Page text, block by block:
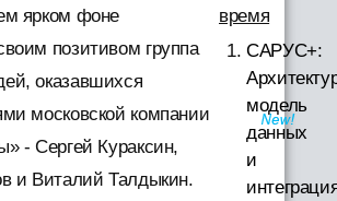
ярком фоне
позитивом группа
оказавшихся
московской компании
- Сергей Кураксин,
и Виталий Талдыкин.
время
САРУС+:
модель
данных
и